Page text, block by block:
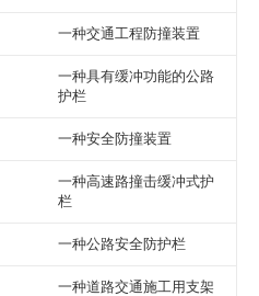
一种交通工程防撞装置
一种具有缓冲功能的公路
护栏
一种安全防撞装置
一种高速路撞击缓冲式护
栏
一种公路安全防护栏
一种道路交通施工用支架